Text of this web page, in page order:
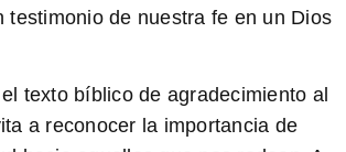
testimonio de nuestra fe en un Dios
texto bíblico de agradecimiento al
a reconocer la importancia de